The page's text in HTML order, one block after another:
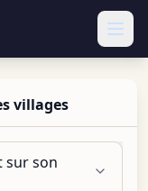
villages
sur son